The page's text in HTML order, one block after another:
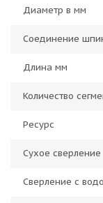
Диаметр в мм
Соединение
Длина мм
Количество
Ресурс
Сухое сверление
Сверление с